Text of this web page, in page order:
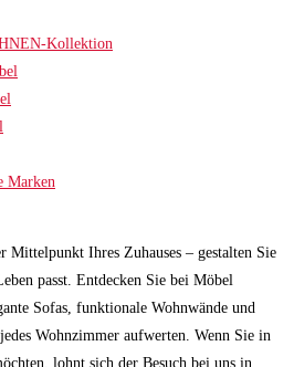
Kollektion
Marken
Mittelpunkt Ihres Zuhauses – gestalten Sie
passt. Entdecken Sie bei Möbel
Sofas, funktionale Wohnwände und
Wohnzimmer aufwerten. Wenn Sie in
lohnt sich der Besuch bei uns in